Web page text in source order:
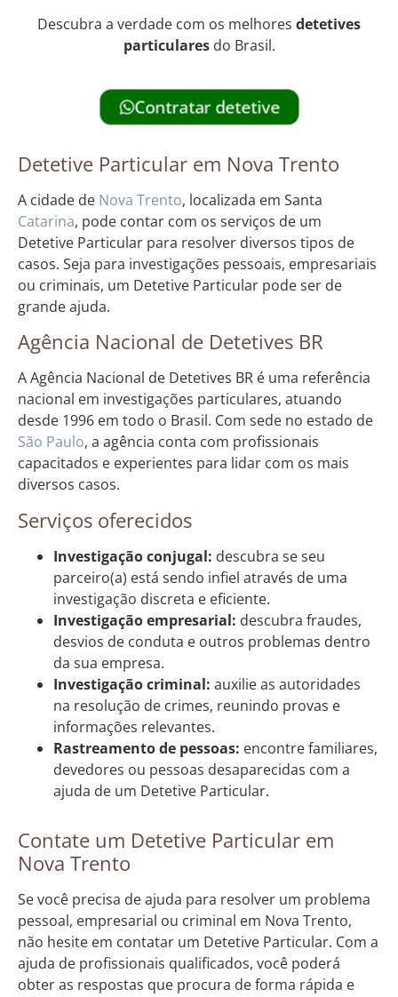
Descubra a verdade com os melhores detetives
particularesdo Brasil.
Contratar detetive
Detetive Particular em Nova Trento
A cidade de Nova Trento, localizada em Santa
Catarina, pode contar com os serviços de um
Detetive Particular para resolver diversos tipos de
casos. Seja para investigações pessoais, empresariais
ou criminais, um Detetive Particular pode ser de
grande ajuda.
Agência Nacional de Detetives BR
A Agência Nacional de Detetives BR é uma referência
nacional em investigações particulares, atuando
desde 1996 em todo o Brasil. Com sede no estado de
São Paulo, a agência conta com profissionais
capacitados e experientes para lidar com os mais
diversos casos.
Serviços oferecidos
Investigação conjugal: descubra se seu
parceiro(a) está sendo infiel através de uma
investigação discreta e eficiente.
Investigação empresarial: descubra fraudes,
desvios de conduta e outros problemas dentro
da sua empresa.
Investigação criminal: auxilie as autoridades
na resolução de crimes, reunindo provas e
informações relevantes.
Rastreamento de pessoas: encontre familiares,
devedores ou pessoas desaparecidas com a
ajuda de um Detetive Particular.
Contate um Detetive Particular em
Nova Trento
Se você precisa de ajuda para resolver um problema
pessoal, empresarial ou criminal em Nova Trento,
não hesite em contatar um Detetive Particular. Com a
ajuda de profissionais qualificados, você poderá
obter as respostas que procura de forma rápida e